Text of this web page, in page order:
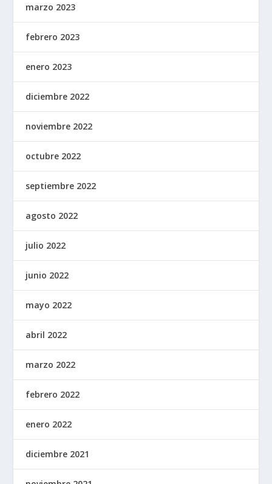
marzo 2023
febrero 2023
enero 2023
diciembre 2022
noviembre 2022
octubre 2022
septiembre 2022
agosto 2022
julio 2022
junio 2022
mayo 2022
abril 2022
marzo 2022
febrero 2022
enero 2022
diciembre 2021